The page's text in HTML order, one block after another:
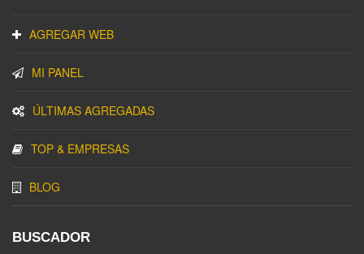
AGREGAR WEB
MI PANEL
ÚLTIMAS AGREGADAS
TOP & EMPRESAS
BLOG
BUSCADOR